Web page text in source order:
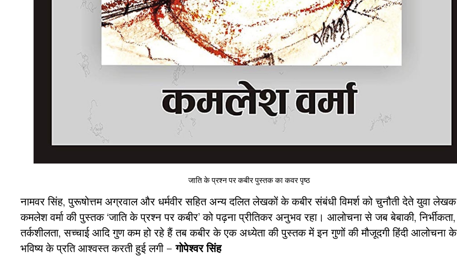
जाति के प्रश्न पर कबीर पुस्तक का कवर पृष्ठ
नामवर सिंह, पुरूषोत्तम अग्रवाल और धर्मवीर सहित अन्य दलित लेखकों के कबीर संबंधी विमर्श को चुनौती देते युवा लेखक
कमलेश वर्मा की पुस्तक ‘जाति के प्रश्न पर कबीर’ को पढ़ना प्रीतिकर अनुभव रहा। आलोचना से जब बेबाकी, निर्भीकता,
तर्कशीलता, सच्चाई आदि गुण कम हो रहे हैं तब कबीर के एक अध्येता की पुस्तक में इन गुणों की मौजूदगी हिंदी आलोचना के
भविष्य के प्रति आश्वस्त करती हुई लगी –गोपेश्वर सिंह